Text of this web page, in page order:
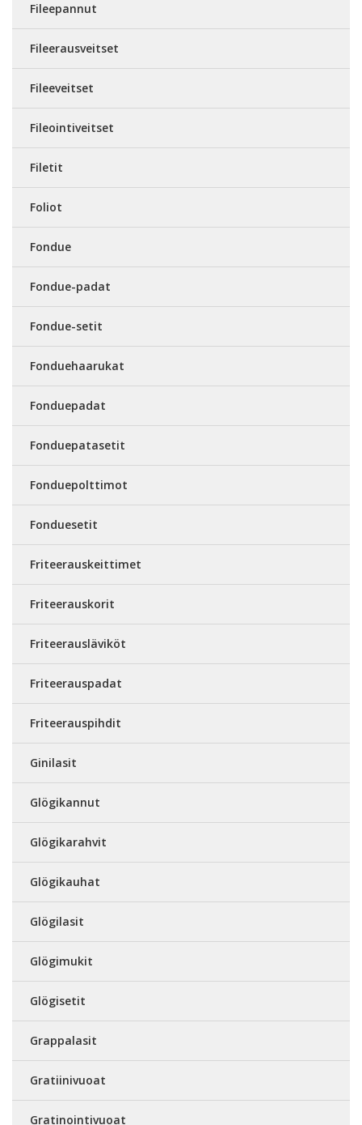
Fileepannut
Fileerausveitset
Fileeveitset
Fileointiveitset
Filetit
Foliot
Fondue
Fondue-padat
Fondue-setit
Fonduehaarukat
Fonduepadat
Fonduepatasetit
Fonduepolttimot
Fonduesetit
Friteerauskeittimet
Friteerauskorit
Friteerausläviköt
Friteerauspadat
Friteerauspihdit
Ginilasit
Glögikannut
Glögikarahvit
Glögikauhat
Glögilasit
Glögimukit
Glögisetit
Grappalasit
Gratiinivuoat
Gratinointivuoat